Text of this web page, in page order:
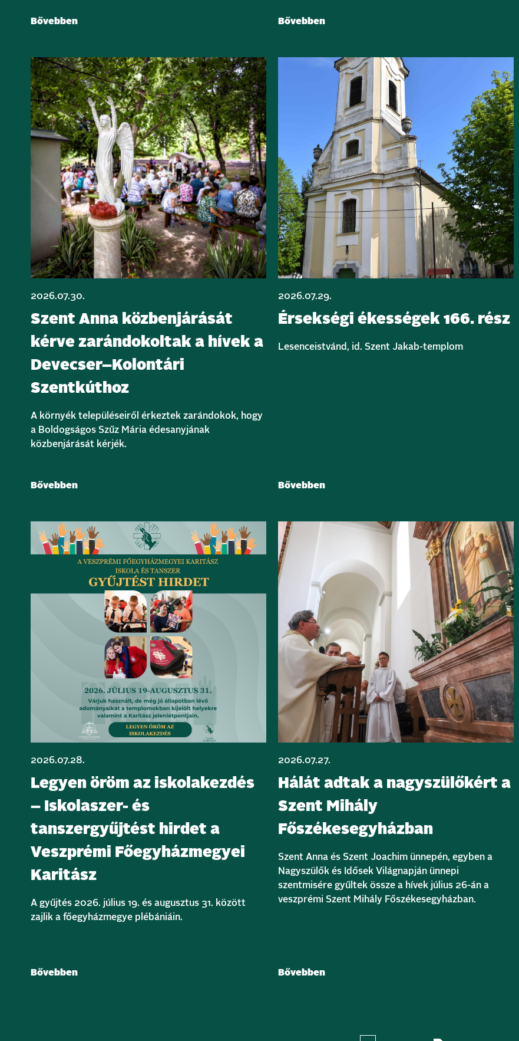
Bővebben Bővebben
2026.07.30.
Szent Anna közbenjárását
kérve zarándokoltak a hívek a
Devecser–Kolontári
Szentkúthoz
A környék településeiről érkeztek zarándokok, hogy
a Boldogságos Szűz Mária édesanyjának
közbenjárását kérjék.
Bővebben
2026.07.29.
Érsekségi ékességek 166. rész
Lesenceistvánd, id. Szent Jakab-templom
Bővebben
2026.07.28.
Legyen öröm az iskolakezdés
– Iskolaszer- és
tanszergyűjtést hirdet a
Veszprémi Főegyházmegyei
Karitász
A gyűjtés 2026. július 19. és augusztus 31. között
zajlik a főegyházmegye plébániáin.
Bővebben
2026.07.27.
Hálát adtak a nagyszülőkért a
Szent Mihály
Főszékesegyházban
Szent Anna és Szent Joachim ünnepén, egyben a
Nagyszülők és Idősek Világnapján ünnepi
szentmisére gyűltek össze a hívek július 26-án a
veszprémi Szent Mihály Főszékesegyházban.
Bővebben